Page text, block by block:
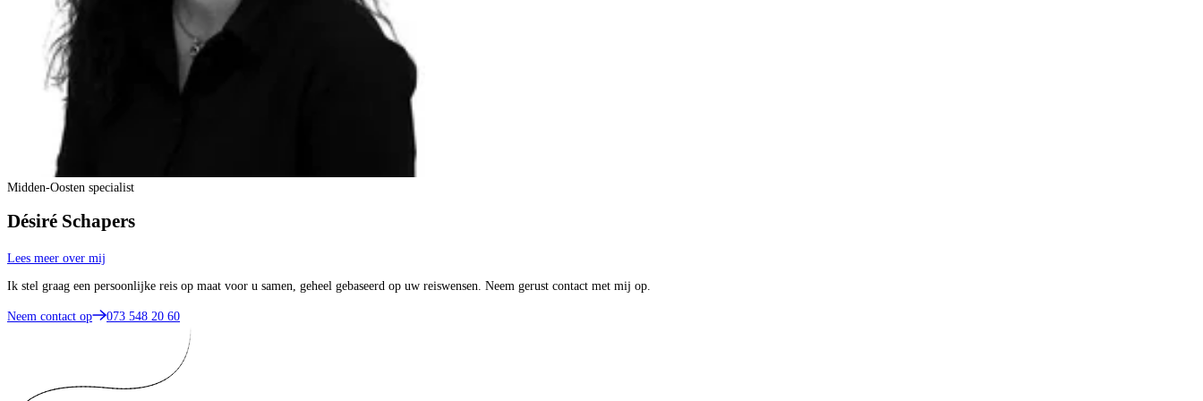
Midden-Oosten specialist
Désiré Schapers
Lees meer over mij
Ik stel graag een persoonlijke reis op maat voor u samen, geheel gebaseerd op uw reiswensen. Neem gerust contact met mij op.
Neem contact op 073 548 20 60